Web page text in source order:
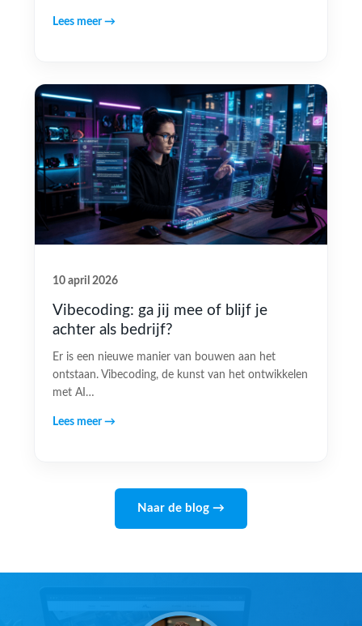
Lees meer →
10 april 2026
Vibecoding: ga jij mee of blijf je
achter als bedrijf?
Er is een nieuwe manier van bouwen aan het
ontstaan. Vibecoding, de kunst van het ontwikkelen
met AI…
Lees meer →
Naar de blog →